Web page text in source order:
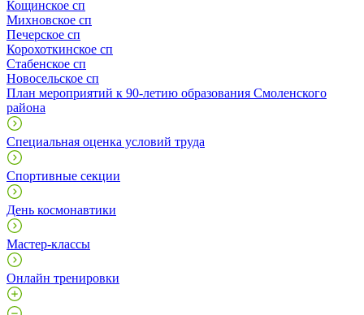
Кощинское сп
Михновское сп
Печерское сп
Корохоткинское сп
Стабенское сп
Новосельское сп
План мероприятий к 90-летию образования Смоленского
района
Специальная оценка условий труда
Спортивные секции
День космонавтики
Мастер-классы
Онлайн тренировки